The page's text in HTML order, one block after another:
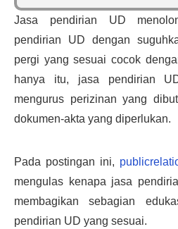
Jasa pendirian UD
pendirian UD dengan
pergi yang sesuai cocok
hanya itu, jasa pendirian
mengurus perizinan yang
dokumen-akta yang diperlukan.
Pada postingan ini,
mengulas kenapa jasa
membagikan sebagian
pendirian UD yang sesuai.